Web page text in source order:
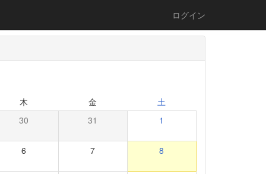
ログイン
木 金 土
30 31 1
6 7 8